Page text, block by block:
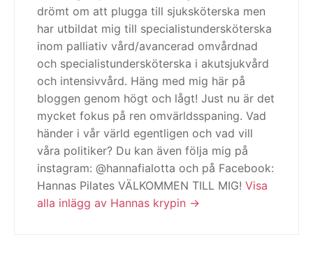
drömt om att plugga till sjuksköterska men
har utbildat mig till specialistundersköterska
inom palliativ vård/avancerad omvårdnad
och specialistundersköterska i akutsjukvård
och intensivvård. Häng med mig här på
bloggen genom högt och lågt! Just nu är det
mycket fokus på ren omvärldsspaning. Vad
händer i vår värld egentligen och vad vill
våra politiker? Du kan även följa mig på
instagram: @hannafialotta och på Facebook:
Hannas Pilates VÄLKOMMEN TILL MIG! Visa
alla inlägg av Hannas krypin